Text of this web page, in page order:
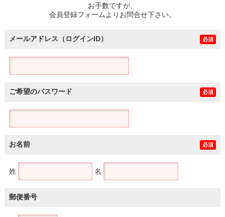
お手数ですが、
会員登録フォームよりお問合せ下さい。
メールアドレス（ログインID） 必須
ご希望のパスワード 必須
お名前 必須
姓 名
郵便番号